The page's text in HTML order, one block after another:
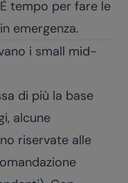
tempo per fare le
emergenza.
i small mid-
di più la base
alcune
riservate alle